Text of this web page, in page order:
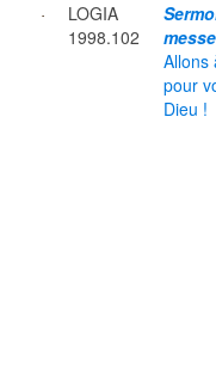
LOGIA
1998.102
Allons
pour
Dieu !